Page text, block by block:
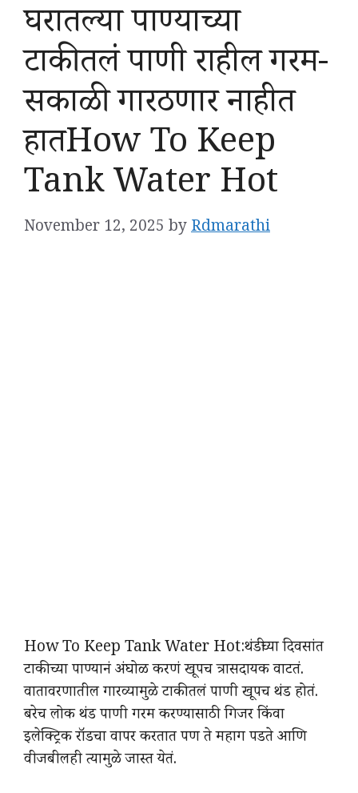
घरातल्या पाण्याच्या
टाकीतलं पाणी राहील गरम-
सकाळी गारठणार नाहीत
हातHow To Keep
Tank Water Hot
November 12, 2025 byRdmarathi
How To Keep Tank Water Hot:थंडीच्या दिवसांत
टाकीच्या पाण्यानं अंघोळ करणं खूपच त्रासदायक वाटतं.
वातावरणातील गारव्यामुळे टाकीतलं पाणी खूपच थंड होतं.
बरेच लोक थंड पाणी गरम करण्यासाठी गिजर किंवा
इलेक्ट्रिक रॉडचा वापर करतात पण ते महाग पडते आणि
वीजबीलही त्यामुळे जास्त येतं.